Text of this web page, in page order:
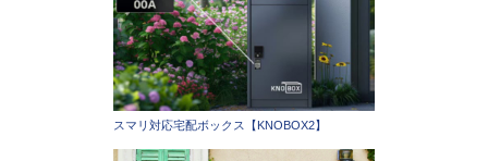
スマリ対応宅配ボックス【KNOBOX2】